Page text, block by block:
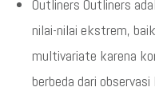
Outliners Outliners
nilai-nilai ekstrem,
multivariate karena
berbeda dari